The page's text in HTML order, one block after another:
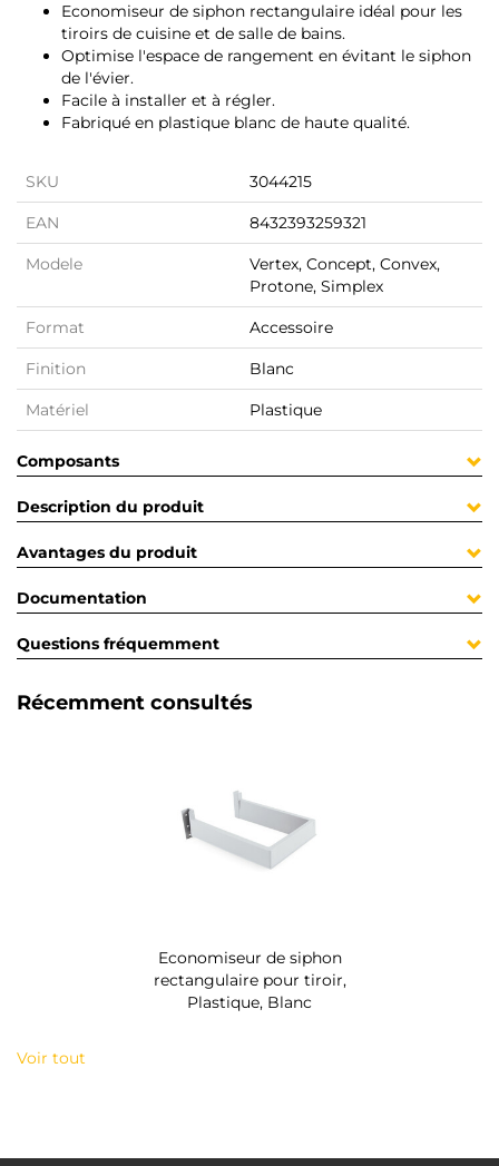
Economiseur de siphon rectangulaire idéal pour les
tiroirs de cuisine et de salle de bains.
Optimise l'espace de rangement en évitant le siphon
de l'évier.
Facile à installer et à régler.
Fabriqué en plastique blanc de haute qualité.
SKU 3044215
EAN 8432393259321
Modele
Vertex, Concept, Convex,
Protone, Simplex
Format Accessoire
Finition Blanc
Matériel Plastique
Composants
Description du produit
Avantages du produit
Documentation
Questions fréquemment
Récemment consultés
Economiseur de siphon
rectangulaire pour tiroir,
Plastique, Blanc
Voir tout